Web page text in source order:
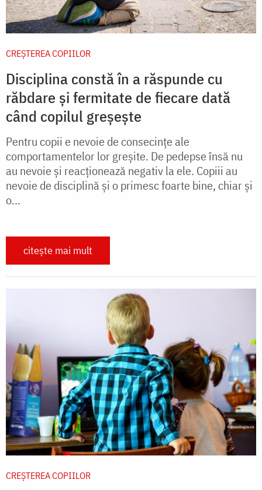
CREŞTEREA COPIILOR
Disciplina constă în a răspunde cu
răbdare și fermitate de fiecare dată
când copilul greșește
Pentru copii e nevoie de consecinţe ale
comportamentelor lor greşite. De pedepse însă nu
au nevoie şi reacţionează negativ la ele. Copiii au
nevoie de disciplină şi o primesc foarte bine, chiar şi
o...
citește mai mult
CREŞTEREA COPIILOR